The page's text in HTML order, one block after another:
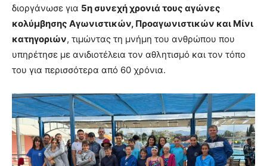
διοργάνωσε για 5η συνεχή χρονιά τους αγώνες
κολύμβησης Αγωνιστικών, Προαγωνιστικών και Μίνι
κατηγοριών, τιμώντας τη μνήμη του ανθρώπου που
υπηρέτησε με ανιδιοτέλεια τον αθλητισμό και τον τόπο
του για περισσότερα από 60 χρόνια.